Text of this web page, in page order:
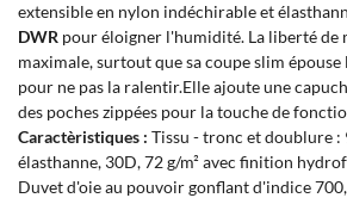
extensible en nylon indéchirable et
DWR pour éloigner l'humidité. La liberté de
maximale, surtout que sa coupe slim
pour ne pas la ralentir.Elle ajoute une
des poches zippées pour la touche de
Caractèristiques : Tissu - tronc et doublure :
élasthanne, 30D, 72 g/m² avec finition
Duvet d'oie au pouvoir gonflant d'indice